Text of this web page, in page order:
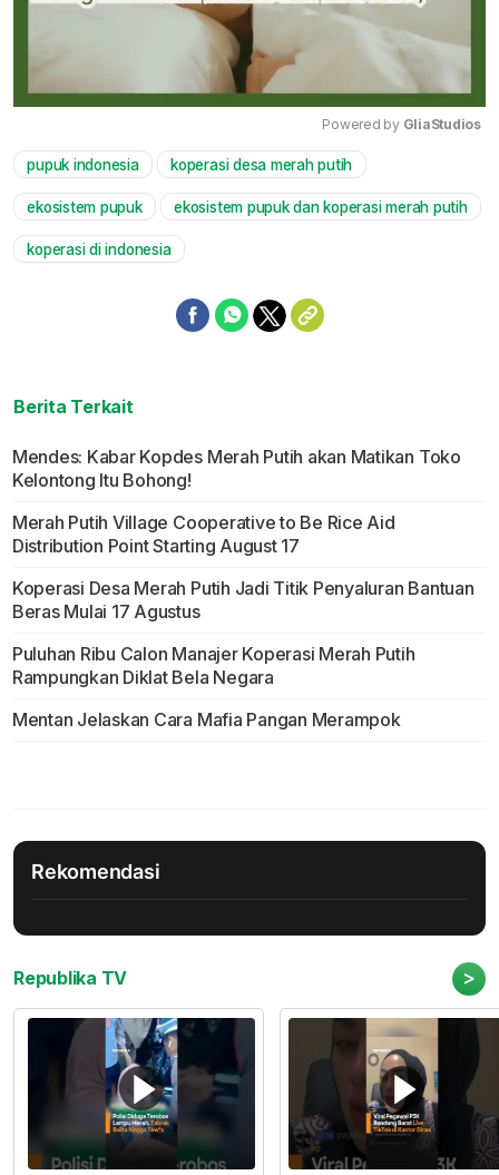
Powered by GliaStudios
pupuk indonesia koperasi desa merah putih
ekosistem pupuk ekosistem pupuk dan koperasi merah putih
koperasi di indonesia
Berita Terkait
Mendes: Kabar Kopdes Merah Putih akan Matikan Toko
Kelontong Itu Bohong!
Merah Putih Village Cooperative to Be Rice Aid
Distribution Point Starting August 17
Koperasi Desa Merah Putih Jadi Titik Penyaluran Bantuan
Beras Mulai 17 Agustus
Puluhan Ribu Calon Manajer Koperasi Merah Putih
Rampungkan Diklat Bela Negara
Mentan Jelaskan Cara Mafia Pangan Merampok
Rekomendasi
Republika TV >